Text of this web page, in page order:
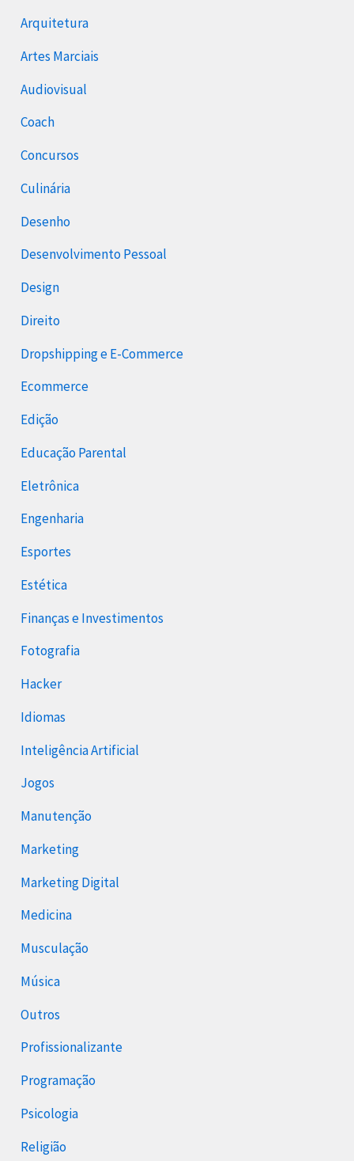
Arquitetura
Artes Marciais
Audiovisual
Coach
Concursos
Culinária
Desenho
Desenvolvimento Pessoal
Design
Direito
Dropshipping e E-Commerce
Ecommerce
Edição
Educação Parental
Eletrônica
Engenharia
Esportes
Estética
Finanças e Investimentos
Fotografia
Hacker
Idiomas
Inteligência Artificial
Jogos
Manutenção
Marketing
Marketing Digital
Medicina
Musculação
Música
Outros
Profissionalizante
Programação
Psicologia
Religião